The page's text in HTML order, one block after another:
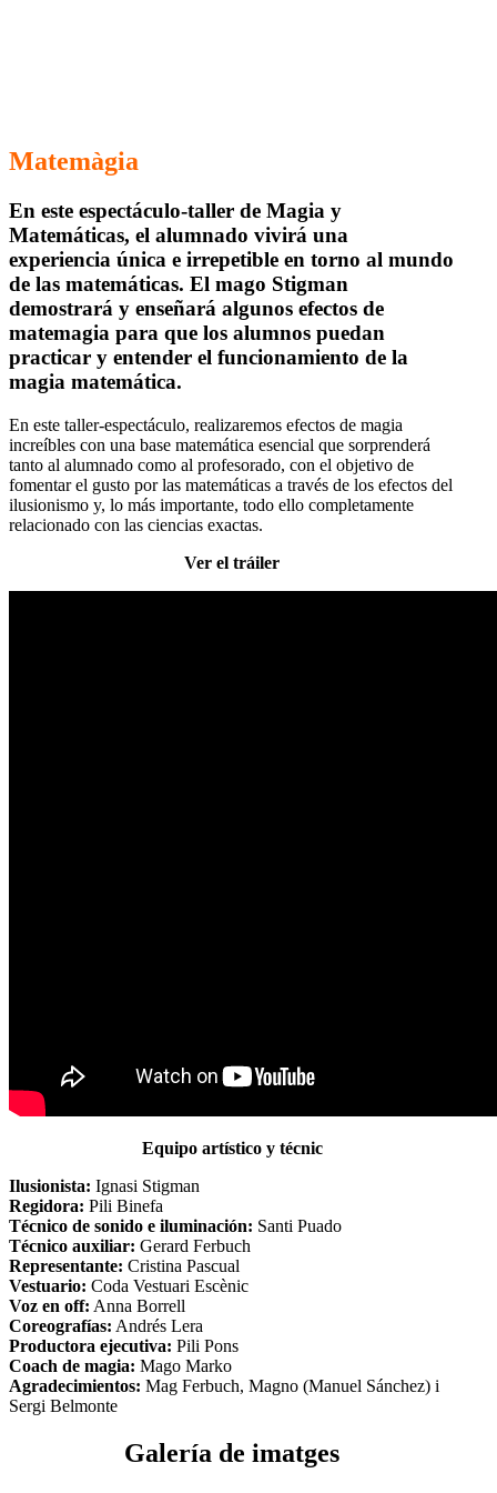
Matemàgia
En este espectáculo-taller de Magia y
Matemáticas, el alumnado vivirá una
experiencia única e irrepetible en torno al mundo
de las matemáticas. El mago Stigman
demostrará y enseñará algunos efectos de
matemagia para que los alumnos puedan
practicar y entender el funcionamiento de la
magia matemática.
En este taller-espectáculo, realizaremos efectos de magia
increíbles con una base matemática esencial que sorprenderá
tanto al alumnado como al profesorado, con el objetivo de
fomentar el gusto por las matemáticas a través de los efectos del
ilusionismo y, lo más importante, todo ello completamente
relacionado con las ciencias exactas.
Ver el tráiler
Equipo artístico y técnic
Ilusionista: Ignasi Stigman
Regidora: Pili Binefa
Técnico de sonido e iluminación: Santi Puado
Técnico auxiliar: Gerard Ferbuch
Representante: Cristina Pascual
Vestuario: Coda Vestuari Escènic
Voz en off: Anna Borrell
Coreografías: Andrés Lera
Productora ejecutiva: Pili Pons
Coach de magia: Mago Marko
Agradecimientos: Mag Ferbuch, Magno (Manuel Sánchez) i
Sergi Belmonte
Galería de imatges